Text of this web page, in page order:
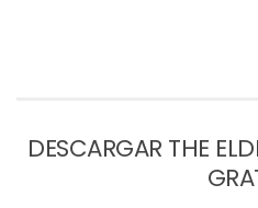
DESCARGAR THE